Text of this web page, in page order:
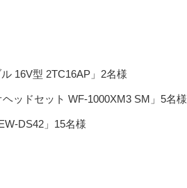
16V型 2TC16AP」2名様
ッドセット WF-1000XM3 SM」5名様
DS42」15名様